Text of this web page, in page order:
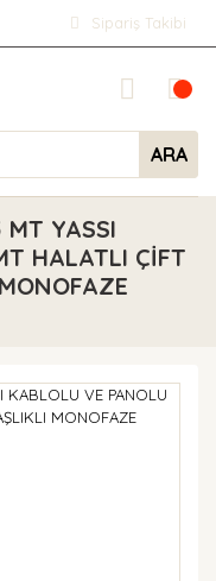
Sipariş Takibi
ARA
YASSI
HALATLI ÇİFT